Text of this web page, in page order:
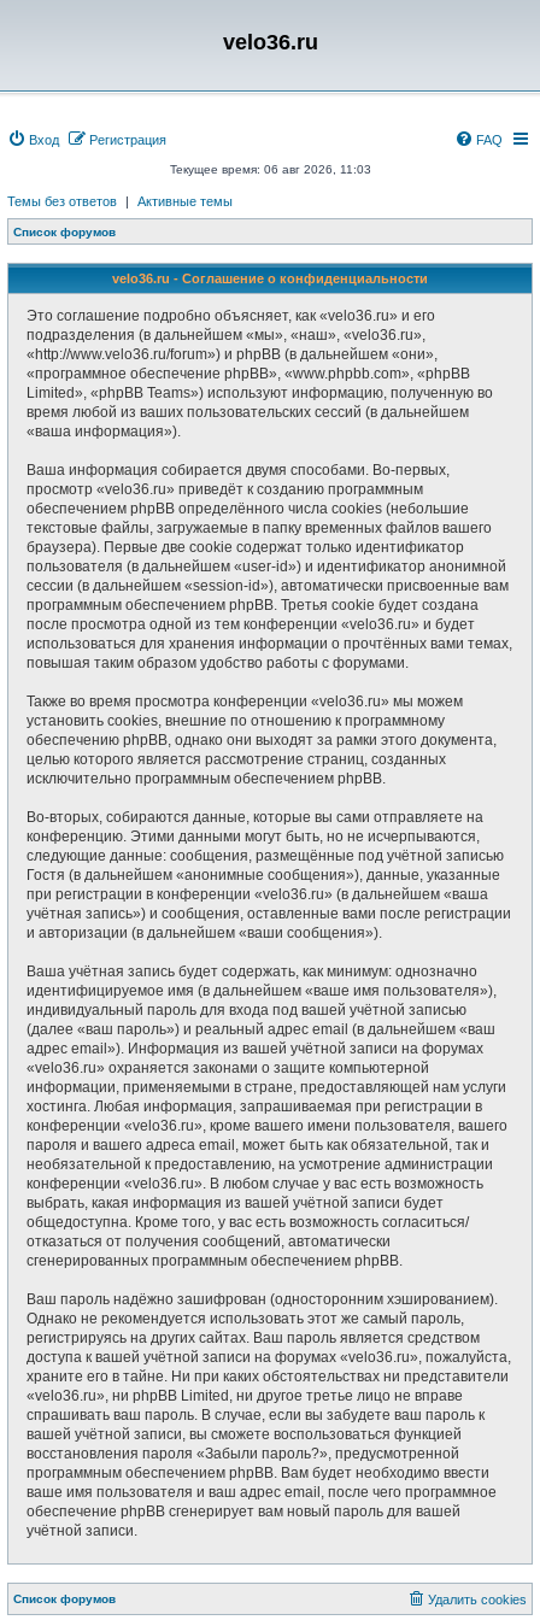
velo36.ru
Вход Регистрация FAQ
Текущее время: 06 авг 2026, 11:03
Темы без ответов | Активные темы
Список форумов
velo36.ru - Соглашение о конфиденциальности
Это соглашение подробно объясняет, как «velo36.ru» и его
подразделения (в дальнейшем «мы», «наш», «velo36.ru»,
«http://www.velo36.ru/forum») и phpBB (в дальнейшем «они»,
«программное обеспечение phpBB», «www.phpbb.com», «phpBB
Limited», «phpBB Teams») используют информацию, полученную во
время любой из ваших пользовательских сессий (в дальнейшем
«ваша информация»).
Ваша информация собирается двумя способами. Во-первых,
просмотр «velo36.ru» приведёт к созданию программным
обеспечением phpBB определённого числа cookies (небольшие
текстовые файлы, загружаемые в папку временных файлов вашего
браузера). Первые две cookie содержат только идентификатор
пользователя (в дальнейшем «user-id») и идентификатор анонимной
сессии (в дальнейшем «session-id»), автоматически присвоенные вам
программным обеспечением phpBB. Третья cookie будет создана
после просмотра одной из тем конференции «velo36.ru» и будет
использоваться для хранения информации о прочтённых вами темах,
повышая таким образом удобство работы с форумами.
Также во время просмотра конференции «velo36.ru» мы можем
установить cookies, внешние по отношению к программному
обеспечению phpBB, однако они выходят за рамки этого документа,
целью которого является рассмотрение страниц, созданных
исключительно программным обеспечением phpBB.
Во-вторых, собираются данные, которые вы сами отправляете на
конференцию. Этими данными могут быть, но не исчерпываются,
следующие данные: сообщения, размещённые под учётной записью
Гостя (в дальнейшем «анонимные сообщения»), данные, указанные
при регистрации в конференции «velo36.ru» (в дальнейшем «ваша
учётная запись») и сообщения, оставленные вами после регистрации
и авторизации (в дальнейшем «ваши сообщения»).
Ваша учётная запись будет содержать, как минимум: однозначно
идентифицируемое имя (в дальнейшем «ваше имя пользователя»),
индивидуальный пароль для входа под вашей учётной записью
(далее «ваш пароль») и реальный адрес email (в дальнейшем «ваш
адрес email»). Информация из вашей учётной записи на форумах
«velo36.ru» охраняется законами о защите компьютерной
информации, применяемыми в стране, предоставляющей нам услуги
хостинга. Любая информация, запрашиваемая при регистрации в
конференции «velo36.ru», кроме вашего имени пользователя, вашего
пароля и вашего адреса email, может быть как обязательной, так и
необязательной к предоставлению, на усмотрение администрации
конференции «velo36.ru». В любом случае у вас есть возможность
выбрать, какая информация из вашей учётной записи будет
общедоступна. Кроме того, у вас есть возможность согласиться/
отказаться от получения сообщений, автоматически
сгенерированных программным обеспечением phpBB.
Ваш пароль надёжно зашифрован (односторонним хэшированием).
Однако не рекомендуется использовать этот же самый пароль,
регистрируясь на других сайтах. Ваш пароль является средством
доступа к вашей учётной записи на форумах «velo36.ru», пожалуйста,
храните его в тайне. Ни при каких обстоятельствах ни представители
«velo36.ru», ни phpBB Limited, ни другое третье лицо не вправе
спрашивать ваш пароль. В случае, если вы забудете ваш пароль к
вашей учётной записи, вы сможете воспользоваться функцией
восстановления пароля «Забыли пароль?», предусмотренной
программным обеспечением phpBB. Вам будет необходимо ввести
ваше имя пользователя и ваш адрес email, после чего программное
обеспечение phpBB сгенерирует вам новый пароль для вашей
учётной записи.
Список форумов Удалить cookies